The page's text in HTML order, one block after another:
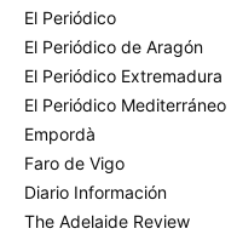
El Periódico
El Periódico de Aragón
El Periódico Extremadura
El Periódico Mediterráneo
Empordà
Faro de Vigo
Diario Información
The Adelaide Review